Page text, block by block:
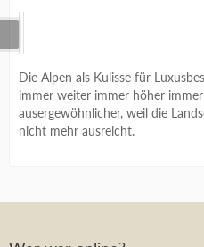
Die Alpen als Kulisse für
immer weiter immer höher
ausergewöhnlicher, weil die
nicht mehr ausreicht.